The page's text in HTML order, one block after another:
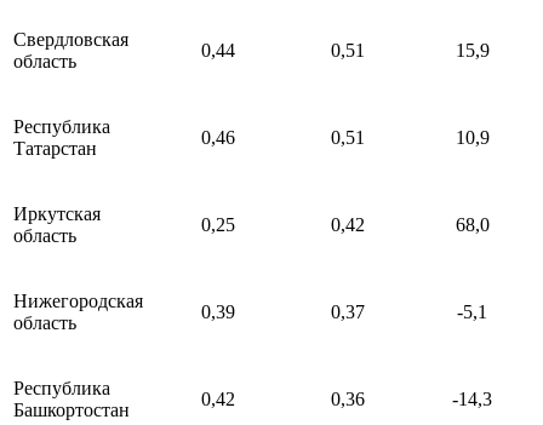
Свердловская
область
0,44 0,51 15,9
Республика
Татарстан
0,46 0,51 10,9
Иркутская
область
0,25 0,42 68,0
Нижегородская
область
0,39 0,37 -5,1
Республика
Башкортостан
0,42 0,36 -14,3